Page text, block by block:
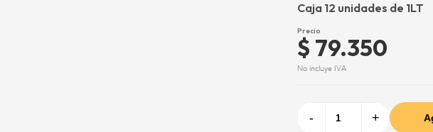
Caja 12 unidades de 1LT
Precio
$ 79.350
No incluye IVA
- +